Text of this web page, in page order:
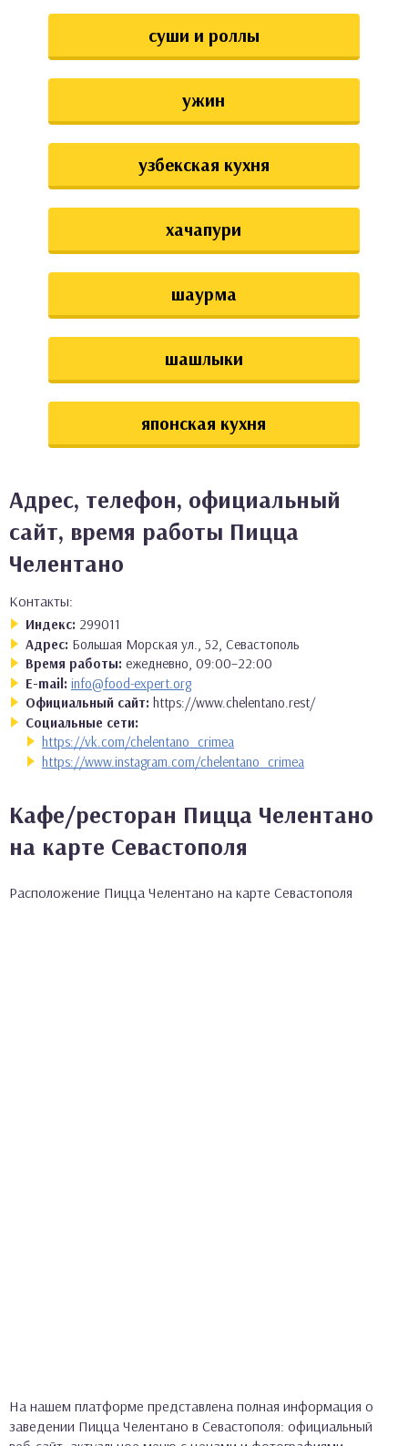
суши и роллы
ужин
узбекская кухня
хачапури
шаурма
шашлыки
японская кухня
Адрес, телефон, официальный
сайт, время работы Пицца
Челентано
Контакты:
Индекс: 299011
Адрес: Большая Морская ул., 52, Севастополь
Время работы: ежедневно, 09:00–22:00
E-mail: info@food-expert.org
Официальный сайт: https://www.chelentano.rest/
Социальные сети:
https://vk.com/chelentano_crimea
https://www.instagram.com/chelentano_crimea
Кафе/ресторан Пицца Челентано
на карте Севастополя
Расположение Пицца Челентано на карте Севастополя
На нашем платформе представлена полная информация о
заведении Пицца Челентано в Севастополя: официальный